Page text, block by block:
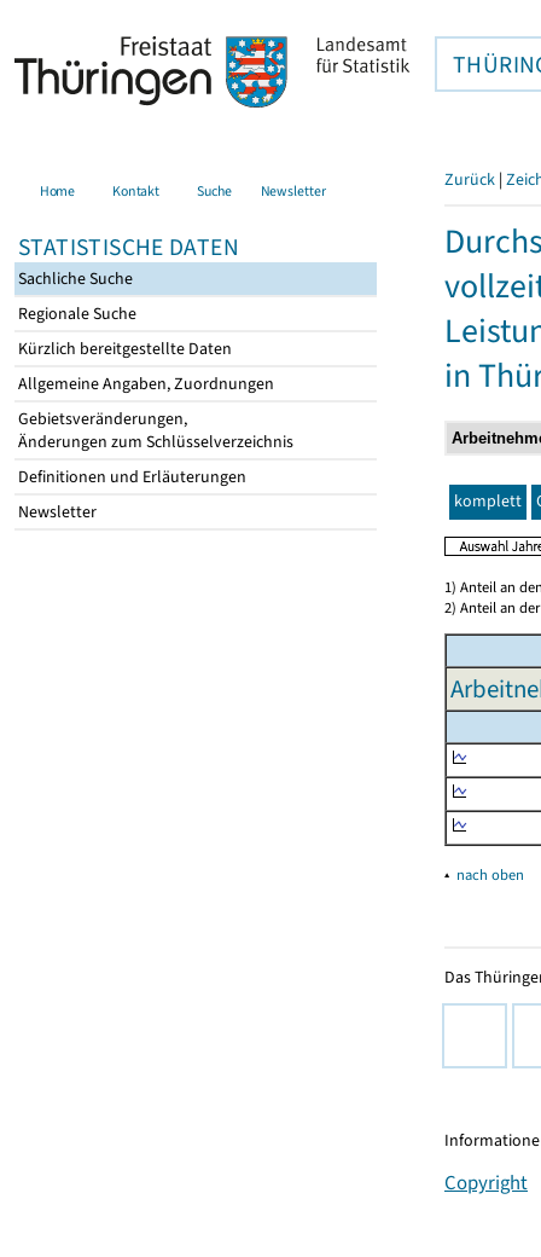
Home Kontakt Suche Newsletter
STATISTISCHE DATEN
Sachliche Suche
Regionale Suche
Kürzlich bereitgestellte Daten
Allgemeine Angaben, Zuordnungen
Gebietsveränderungen,
Änderungen zum Schlüsselverzeichnis
Definitionen und Erläuterungen
Newsletter
Zurück |
in
komplett
1) Anteil an
2) Anteil an
▴ nach oben
Das
Copyright